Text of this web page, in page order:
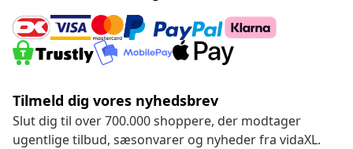
Tilmeld dig vores nyhedsbrev
Slut dig til over 700.000 shoppere, der modtager
ugentlige tilbud, sæsonvarer og nyheder fra vidaXL.